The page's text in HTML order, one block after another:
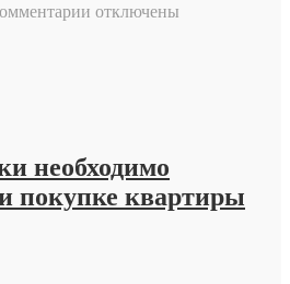
котключены
необходимо
покупке квартиры